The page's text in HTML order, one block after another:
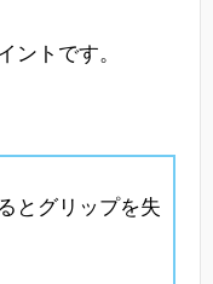
ントです。
とグリップを失